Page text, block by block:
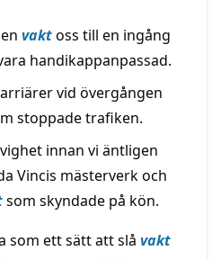
vaktoss till en ingång
handikappanpassad.
vid övergången
stoppade trafiken.
innan vi äntligen
Vincis mästerverk och
som skyndade på kön.
som ett sätt att slå vakt